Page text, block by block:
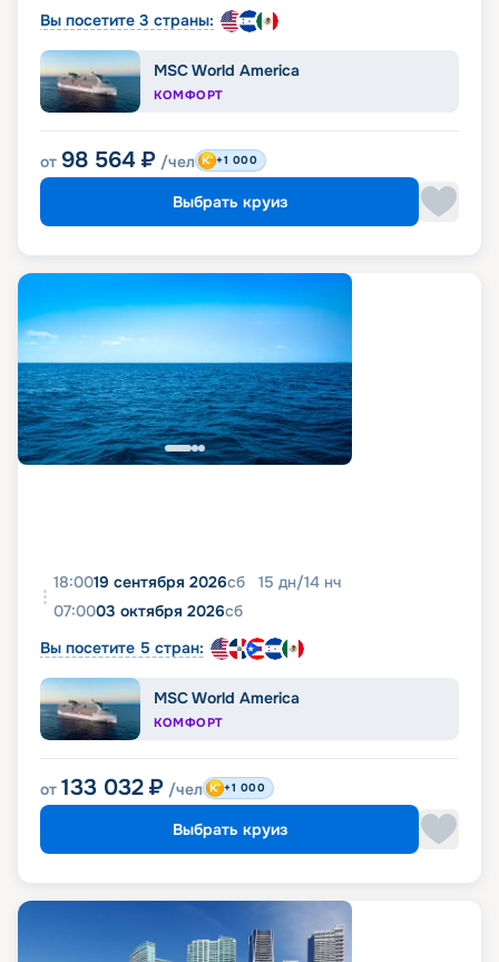
Вы посетите 3 страны:
MSC World America
КОМФОРТ
от 98 564 ₽ /чел +1 000
Выбрать круиз
18:0019 сентября 2026сб 15 дн/14 нч
07:0003 октября 2026сб
Вы посетите 5 стран:
MSC World America
КОМФОРТ
от 133 032 ₽ /чел +1 000
Выбрать круиз